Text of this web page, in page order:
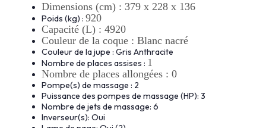
Dimensions (cm) : 379 x 228 x 136
Poids (kg) : 920
Capacité (L) : 4920
Couleur de la coque : Blanc nacré
Couleur de la jupe : Gris Anthracite
Nombre de places assises : 1
Nombre de places allongées : 0
Pompe(s) de massage : 2
Puissance des pompes de massage (HP): 3
Nombre de jets de massage: 6
Inverseur(s): Oui